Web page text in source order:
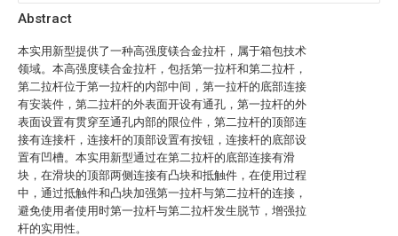
Abstract
本实用新型提供了一种高强度镁合金拉杆，属于箱包技术
领域。本高强度镁合金拉杆，包括第一拉杆和第二拉杆，
第二拉杆位于第一拉杆的内部中间，第一拉杆的底部连接
有安装件，第二拉杆的外表面开设有通孔，第一拉杆的外
表面设置有贯穿至通孔内部的限位件，第二拉杆的顶部连
接有连接杆，连接杆的顶部设置有按钮，连接杆的底部设
置有凹槽。本实用新型通过在第二拉杆的底部连接有滑
块，在滑块的顶部两侧连接有凸块和抵触件，在使用过程
中，通过抵触件和凸块加强第一拉杆与第二拉杆的连接，
避免使用者使用时第一拉杆与第二拉杆发生脱节，增强拉
杆的实用性。